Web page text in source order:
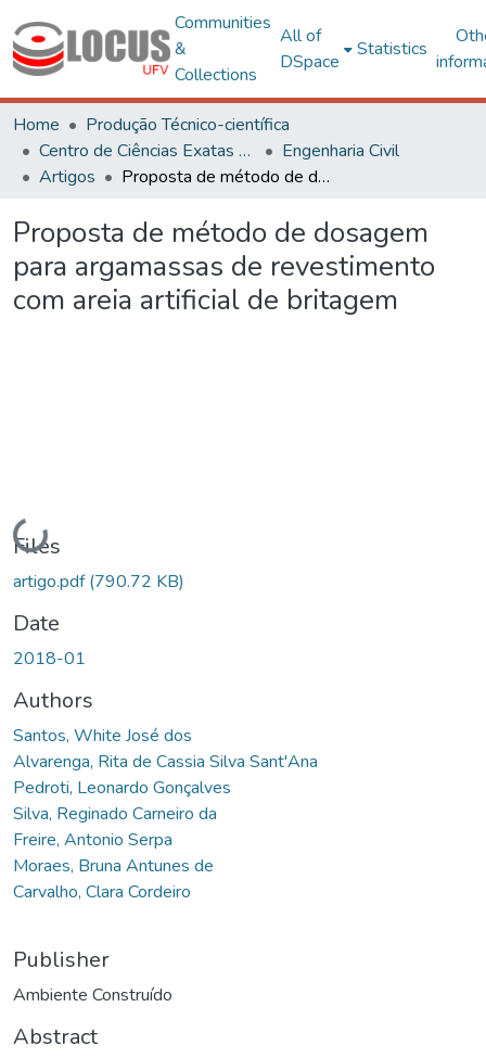
Communities
&
Collections
All of
DSpace
Statistics
Home
Produção Técnico-científica
Centro de Ciências Exatas e Tecnológicas
Engenharia Civil
Artigos
Proposta de método de dosagem para argamassas de revestimento com areia artificial de britagem
Proposta de método de dosagem
para argamassas de revestimento
com areia artificial de britagem
Loading...
Files
artigo.pdf(790.72 KB)
Date
2018-01
Authors
Santos, White José dos
Alvarenga, Rita de Cassia Silva Sant'Ana
Pedroti, Leonardo Gonçalves
Silva, Reginado Carneiro da
Freire, Antonio Serpa
Moraes, Bruna Antunes de
Carvalho, Clara Cordeiro
Publisher
Ambiente Construído
Abstract